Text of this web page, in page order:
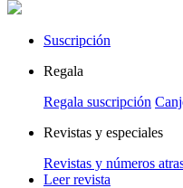
Suscripción
Regala
Regala suscripción
Revistas y especiales
Revistas y números
Leer revista